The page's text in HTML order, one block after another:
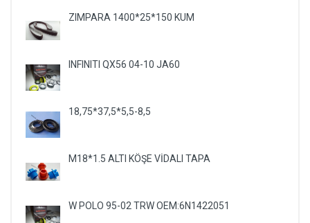
ZIMPARA 1400*25*150 KUM
INFINITI QX56 04-10 JA60
18,75*37,5*5,5-8,5
M18*1.5 ALTI KÖŞE VİDALI TAPA
W POLO 95-02 TRW OEM:6N1422051